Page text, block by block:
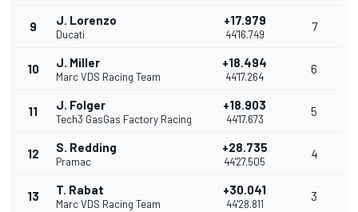
9 J. Lorenzo
Ducati
+17.979
44'16.749
7
10 J. Miller
Marc VDS Racing Team
+18.494
44'17.264
6
11 J. Folger
Tech3 GasGas Factory Racing
+18.903
44'17.673
5
12 S. Redding
Pramac
+28.735
44'27.505
4
13 T. Rabat
Marc VDS Racing Team
+30.041
44'28.811
3